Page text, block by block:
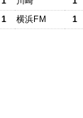
1
横浜FM 1